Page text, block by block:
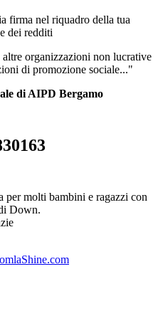
firma nel riquadro della tua
dei redditi
organizzazioni non lucrative
di promozione sociale..."
di AIPD Bergamo
per molti bambini e ragazzi con
Down.